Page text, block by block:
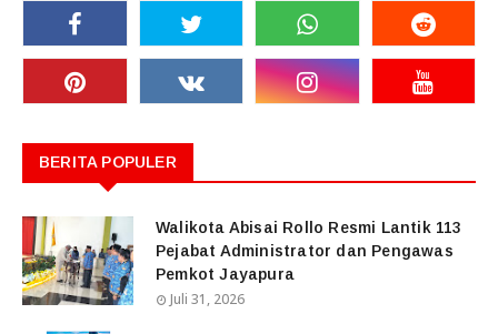
BERITA POPULER
Walikota Abisai Rollo Resmi Lantik 113
Pejabat Administrator dan Pengawas
Pemkot Jayapura
Juli 31, 2026